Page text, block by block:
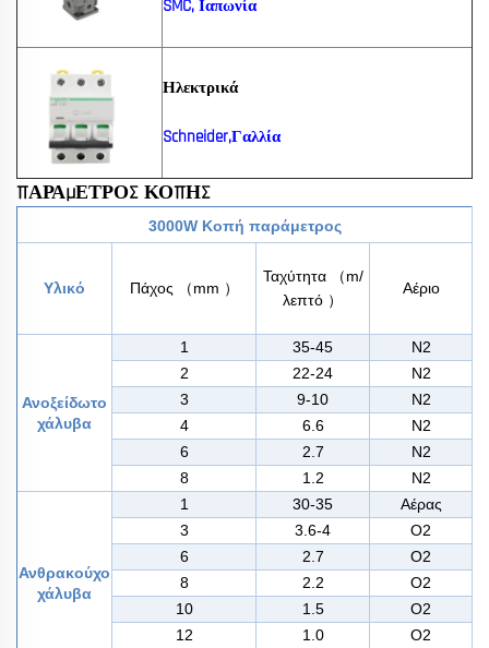
SMC, Ιαπωνία
Ηλεκτρικά
Schneider,Γαλλία
ΠΑΡΑΜΕΤΡΟΣ ΚΟΠΗΣ
3000W Κοπή παράμετρος
Υλικό Πάχος （mm ）
Ταχύτητα （m/
λεπτό ）
Αέριο
Ανοξείδωτο
χάλυβα
1 35-45
Ν2
2
22-24
Ν2
3
9-10
Ν2
4
6.6
Ν2
6
2.7
Ν2
8
1.2 Ν2
Ανθρακούχο
χάλυβα
1 30-35
Αέρας
3
3.6-4
Ο2
6
2.7
Ο2
8
2.2
Ο2
10
1.5
Ο2
12
1.0
Ο2